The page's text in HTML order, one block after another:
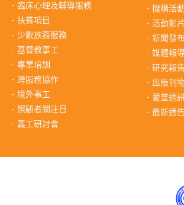
臨床心理及輔導服務
扶貧項目
少數族裔服務
基督教事工
專業培訓
跨服務協作
境外事工
照顧者關注日
義工研討會
機構活
活動影片
新聞發
媒體報
研究報
出版刊
愛羣通訊
最新通